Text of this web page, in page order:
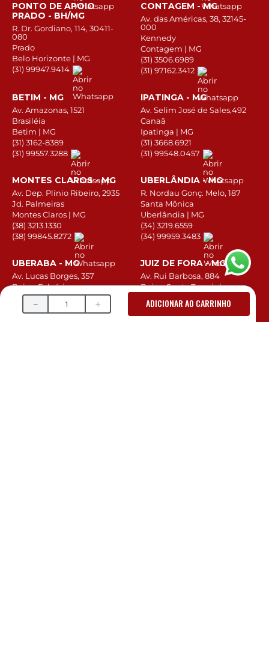
＋
－ ADICIONAR AO CARRINHO
PONTO DE APOIO
PRADO - BH/MG
R. Dr. Gordiano, 114, 30411-
080
Prado
Belo Horizonte | MG
(31) 99947.9414
CONTAGEM - MG
Av. das Américas, 38, 32145-
000
Kennedy
Contagem | MG
(31) 3506.6989
(31) 97162.3412
BETIM - MG
Av. Amazonas, 1521
Brasiléia
Betim | MG
(31) 3162-8389
(31) 99557.3288
IPATINGA - MG
Av. Selim José de Sales,492
Canaã
Ipatinga | MG
(31) 3668.6921
(31) 99548.0457
MONTES CLAROS - MG
Av. Dep. Plínio Ribeiro, 2935
Jd. Palmeiras
Montes Claros | MG
(38) 3213.1330
(38) 99845.8272
UBERLÂNDIA - MG
R. Nordau Gonç. Melo, 187
Santa Mônica
Uberlândia | MG
(34) 3219.6559
(34) 99959.3483
UBERABA - MG
Av. Lucas Borges, 357
Bairro Fabrício
Uberaba | MG
(34) 3480-4667
JUIZ DE FORA - MG
Av. Rui Barbosa, 884
Bairro Santa Terezinha
(32) 3937-4271
(32) 99822-3999